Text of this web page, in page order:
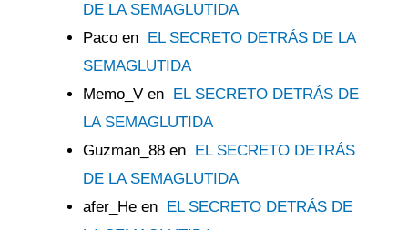
DE LA SEMAGLUTIDA
Paco en EL SECRETO DETRÁS DE LA
SEMAGLUTIDA
Memo_V en EL SECRETO DETRÁS DE
LA SEMAGLUTIDA
Guzman_88 en EL SECRETO DETRÁS
DE LA SEMAGLUTIDA
afer_He en EL SECRETO DETRÁS DE